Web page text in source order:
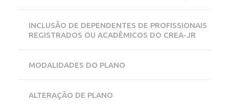
INCLUSÃO DE DEPENDENTES DE PROFISSIONAIS
REGISTRADOS OU ACADÊMICOS DO CREA-JR
MODALIDADES DO PLANO
ALTERAÇÃO DE PLANO